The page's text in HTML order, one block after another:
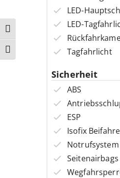
Umschalten auf hohe Kontraste
Schrift vergrößern
LED-
LED-
Tagfahrlicht
Sicherheit
ABS
ESP
Isofix
Notrufsystem
Seitenairbags